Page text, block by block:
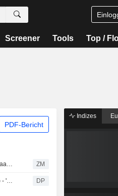
Screener Tools Top /
PDF-Bericht
HENKEL AG & CO. KGAA : AlphaValue/Baader Europe stuft AlphaValue/Baader Europe auf Verkaufen zurück ZM
Barclays hebt Ziel für Henkel auf 85 Euro - 'Equal Weight' DP
Indizes